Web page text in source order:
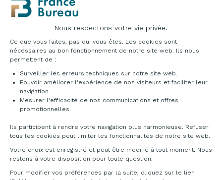
Nous respectons votre vie privée.
Plateforme de Gestion du Consentement :
Ce que vous faites, pas qui vous êtes. Les cookies sont
nécessaires au bon fonctionnement de notre site web. Ils nous
permettent de :
Surveiller les erreurs techniques sur notre site web.
Pouvoir améliorer l'expérience de nos visiteurs et faciliter leur
navigation.
Mesurer l'efficacité de nos communications et offres
promotionnelles.
Ils participent à rendre votre navigation plus harmonieuse. Refuser
tous les cookies peut limiter les fonctionnalités de notre site web.
Votre choix est enregistré et peut être modifié à tout moment. Nous
restons à votre disposition pour toute question.
Pour modifier vos préférences par la suite, cliquez sur le lien
Axeptio consent
Nuancier
Blanc
BA
RAL 9003
Beige
BG
Vert
VD
E01 - Laine de Nouvelle Zelande
85% New Zealand wool - 15% polyamide -
BS 5852 Crib 5 (UK), TB 117:2013 (USA)